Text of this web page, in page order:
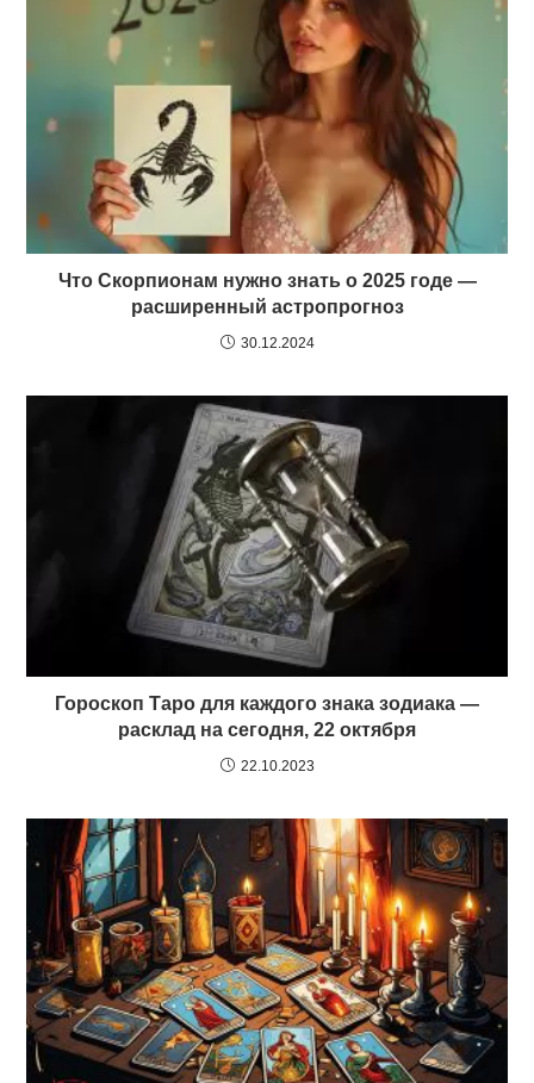
Что Скорпионам нужно знать о 2025 годе —
расширенный астропрогноз
30.12.2024
Гороскоп Таро для каждого знака зодиака —
расклад на сегодня, 22 октября
22.10.2023